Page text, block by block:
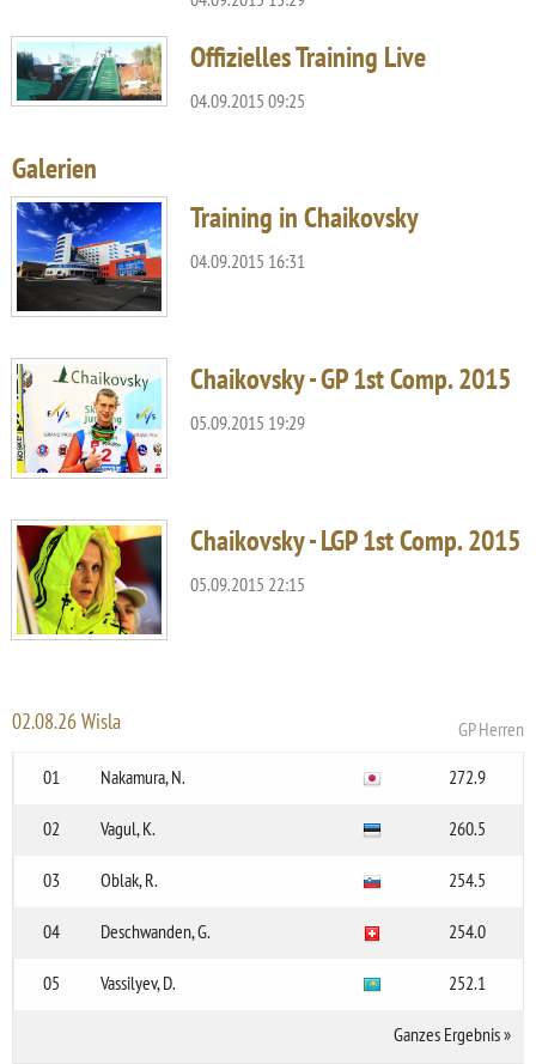
Offizielles Training Live
04.09.2015 09:25
Galerien
Training in Chaikovsky
04.09.2015 16:31
Chaikovsky - GP 1st Comp. 2015
05.09.2015 19:29
Chaikovsky - LGP 1st Comp. 2015
05.09.2015 22:15
02.08.26 Wisla
GP Herren
01
Nakamura, N. 272.9
02 Vagul, K. 260.5
03 Oblak, R. 254.5
04 Deschwanden, G. 254.0
05 Vassilyev, D. 252.1
Ganzes Ergebnis»